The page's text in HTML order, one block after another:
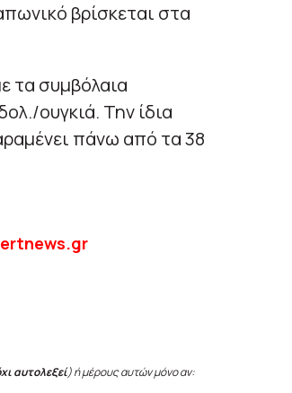
βρίσκεται στα
τα συμβόλαια
ουγκιά. Την ίδια
πάνω από τα 38
ertnews.gr
αυτολεξεί) ή μέρους αυτών μόνο αν: